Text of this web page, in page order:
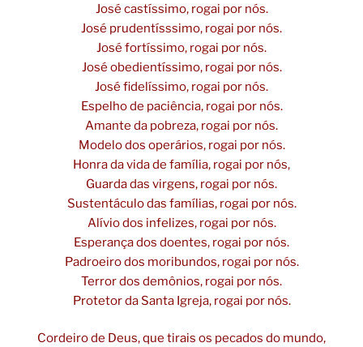
José castíssimo, rogai por nós.
José prudentísssimo, rogai por nós.
José fortíssimo, rogai por nós.
José obedientíssimo, rogai por nós.
José fidelíssimo, rogai por nós.
Espelho de paciência, rogai por nós.
Amante da pobreza, rogai por nós.
Modelo dos operários, rogai por nós.
Honra da vida de família, rogai por nós,
Guarda das virgens, rogai por nós.
Sustentáculo das famílias, rogai por nós.
Alívio dos infelizes, rogai por nós.
Esperança dos doentes, rogai por nós.
Padroeiro dos moribundos, rogai por nós.
Terror dos demônios, rogai por nós.
Protetor da Santa Igreja, rogai por nós.
Cordeiro de Deus, que tirais os pecados do mundo,